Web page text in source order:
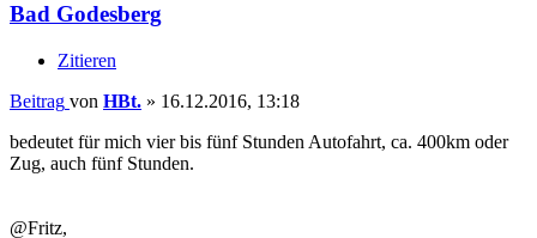
Bad Godesberg
Zitieren
Beitrag von HBt. » 16.12.2016, 13:18
bedeutet für mich vier bis fünf Stunden Autofahrt, ca. 400km oder
Zug, auch fünf Stunden.
@Fritz,